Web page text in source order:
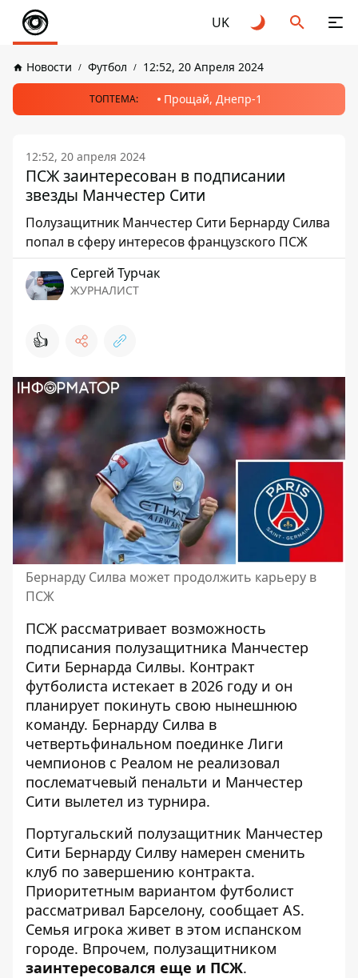
UK
Новости Футбол 12:52, 20 Апреля 2024
ТОПТЕМА: Прощай, Днепр-1
12:52, 20 апреля 2024
ПСЖ заинтересован в подписании
звезды Манчестер Сити
Полузащитник Манчестер Сити Бернарду Силва
попал в сферу интересов французского ПСЖ
Сергей Турчак
ЖУРНАЛИСТ
👍
Бернарду Силва может продолжить карьеру в
ПСЖ
ПСЖ рассматривает возможность
подписания полузащитника Манчестер
Сити Бернарда Силвы. Контракт
футболиста истекает в 2026 году и он
планирует покинуть свою нынешнюю
команду. Бернарду Силва в
четвертьфинальном поединке Лиги
чемпионов с Реалом не реализовал
послематчевый пенальти и Манчестер
Сити вылетел из турнира.
Португальский полузащитник Манчестер
Сити Бернарду Силву намерен сменить
клуб по завершению контракта.
Приоритетным вариантом футболист
рассматривал Барселону, сообщает AS.
Семья игрока живет в этом испанском
городе. Впрочем, полузащитником
заинтересовался еще и ПСЖ.